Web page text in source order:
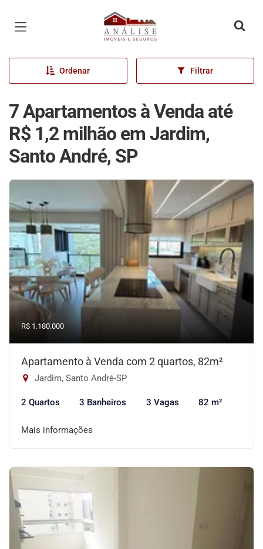
Página inicial
Ordenar Filtrar
7 Apartamentos à Venda até
R$ 1,2 milhão em Jardim,
Santo André, SP
R$ 1.180.000
Apartamento à Venda com 2 quartos, 82m²
Jardim, Santo André-SP
2 Quartos 3 Banheiros 3 Vagas 82 m²
Mais informações